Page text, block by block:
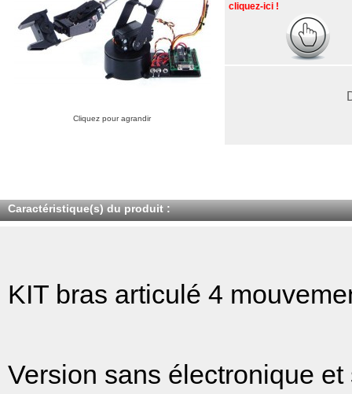
Cliquez pour agrandir
cliquez-ici !
Caractéristique(s) du produit :
KIT bras articulé 4
Version sans électronique